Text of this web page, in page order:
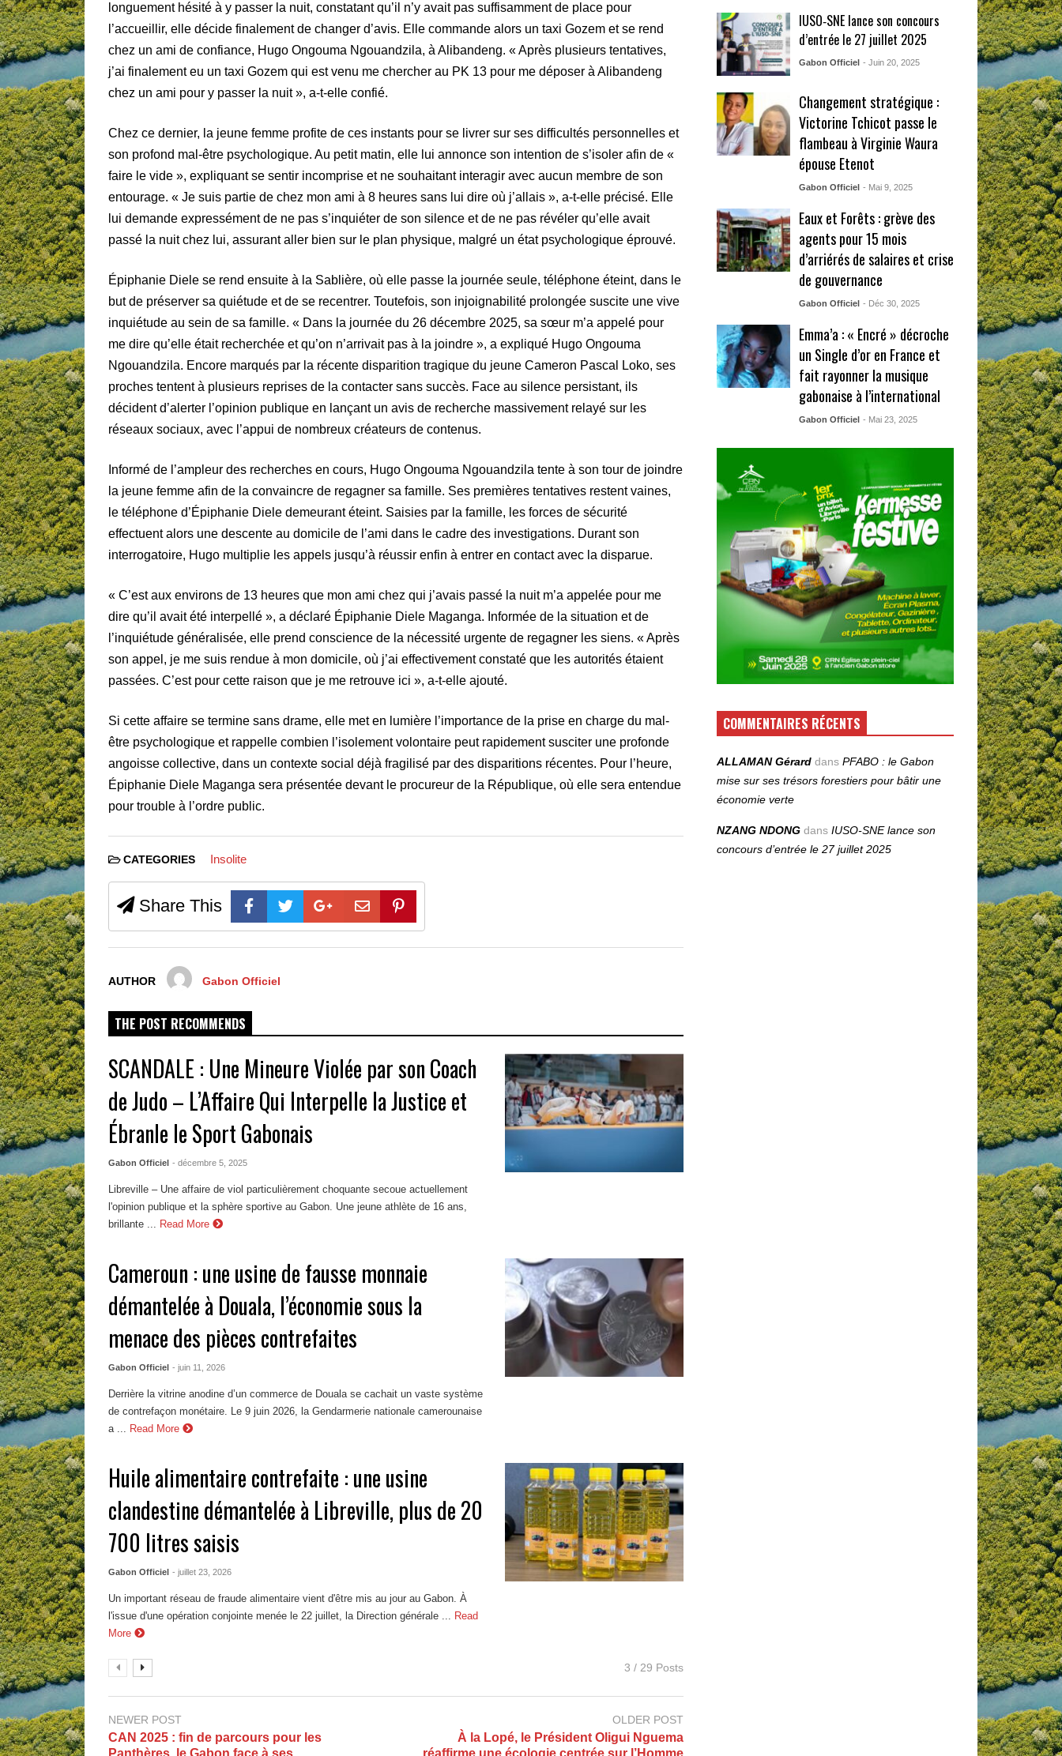
longuement hésité à y passer la nuit, constatant qu’il n’y avait pas suffisamment de place pour
l’accueillir, elle décide finalement de changer d’avis. Elle commande alors un taxi Gozem et se rend
chez un ami de confiance, Hugo Ongouma Ngouandzila, à Alibandeng. « Après plusieurs tentatives,
j’ai finalement eu un taxi Gozem qui est venu me chercher au PK 13 pour me déposer à Alibandeng
chez un ami pour y passer la nuit », a-t-elle confié.
Chez ce dernier, la jeune femme profite de ces instants pour se livrer sur ses difficultés personnelles et
son profond mal-être psychologique. Au petit matin, elle lui annonce son intention de s’isoler afin de «
faire le vide », expliquant se sentir incomprise et ne souhaitant interagir avec aucun membre de son
entourage. « Je suis partie de chez mon ami à 8 heures sans lui dire où j’allais », a-t-elle précisé. Elle
lui demande expressément de ne pas s’inquiéter de son silence et de ne pas révéler qu’elle avait
passé la nuit chez lui, assurant aller bien sur le plan physique, malgré un état psychologique éprouvé.
Épiphanie Diele se rend ensuite à la Sablière, où elle passe la journée seule, téléphone éteint, dans le
but de préserver sa quiétude et de se recentrer. Toutefois, son injoignabilité prolongée suscite une vive
inquiétude au sein de sa famille. « Dans la journée du 26 décembre 2025, sa sœur m’a appelé pour
me dire qu’elle était recherchée et qu’on n’arrivait pas à la joindre », a expliqué Hugo Ongouma
Ngouandzila. Encore marqués par la récente disparition tragique du jeune Cameron Pascal Loko, ses
proches tentent à plusieurs reprises de la contacter sans succès. Face au silence persistant, ils
décident d’alerter l’opinion publique en lançant un avis de recherche massivement relayé sur les
réseaux sociaux, avec l’appui de nombreux créateurs de contenus.
Informé de l’ampleur des recherches en cours, Hugo Ongouma Ngouandzila tente à son tour de joindre
la jeune femme afin de la convaincre de regagner sa famille. Ses premières tentatives restent vaines,
le téléphone d’Épiphanie Diele demeurant éteint. Saisies par la famille, les forces de sécurité
effectuent alors une descente au domicile de l’ami dans le cadre des investigations. Durant son
interrogatoire, Hugo multiplie les appels jusqu’à réussir enfin à entrer en contact avec la disparue.
« C’est aux environs de 13 heures que mon ami chez qui j’avais passé la nuit m’a appelée pour me
dire qu’il avait été interpellé », a déclaré Épiphanie Diele Maganga. Informée de la situation et de
l’inquiétude généralisée, elle prend conscience de la nécessité urgente de regagner les siens. « Après
son appel, je me suis rendue à mon domicile, où j’ai effectivement constaté que les autorités étaient
passées. C’est pour cette raison que je me retrouve ici », a-t-elle ajouté.
Si cette affaire se termine sans drame, elle met en lumière l’importance de la prise en charge du mal-
être psychologique et rappelle combien l’isolement volontaire peut rapidement susciter une profonde
angoisse collective, dans un contexte social déjà fragilisé par des disparitions récentes. Pour l’heure,
Épiphanie Diele Maganga sera présentée devant le procureur de la République, où elle sera entendue
pour trouble à l’ordre public.
CATEGORIES Insolite
Share This
AUTHOR Gabon Officiel
THE POST RECOMMENDS
SCANDALE : Une Mineure Violée par son Coach
de Judo – L’Affaire Qui Interpelle la Justice et
Ébranle le Sport Gabonais
Gabon Officiel - décembre 5, 2025
Libreville – Une affaire de viol particulièrement choquante secoue actuellement
l'opinion publique et la sphère sportive au Gabon. Une jeune athlète de 16 ans,
brillante ... Read More
Cameroun : une usine de fausse monnaie
démantelée à Douala, l’économie sous la
menace des pièces contrefaites
Gabon Officiel - juin 11, 2026
Derrière la vitrine anodine d’un commerce de Douala se cachait un vaste système
de contrefaçon monétaire. Le 9 juin 2026, la Gendarmerie nationale camerounaise
a ... Read More
Huile alimentaire contrefaite : une usine
clandestine démantelée à Libreville, plus de 20
700 litres saisis
Gabon Officiel - juillet 23, 2026
Un important réseau de fraude alimentaire vient d'être mis au jour au Gabon. À
l'issue d'une opération conjointe menée le 22 juillet, la Direction générale ...
Read
More
3 / 29 Posts
NEWER POST
CAN 2025 : fin de parcours pour les
Panthères, le Gabon face à ses
OLDER POST
À la Lopé, le Président Oligui Nguema
réaffirme une écologie centrée sur l’Homme
IUSO‑SNE lance son concours
d’entrée le 27 juillet 2025
Gabon Officiel - Juin 20, 2025
Changement stratégique :
Victorine Tchicot passe le
flambeau à Virginie Waura
épouse Etenot
Gabon Officiel - Mai 9, 2025
Eaux et Forêts : grève des
agents pour 15 mois
d’arriérés de salaires et crise
de gouvernance
Gabon Officiel - Déc 30, 2025
Emma’a : « Encré » décroche
un Single d’or en France et
fait rayonner la musique
gabonaise à l’international
Gabon Officiel - Mai 23, 2025
COMMENTAIRES RÉCENTS
ALLAMAN Gérard dansPFABO : le Gabon
mise sur ses trésors forestiers pour bâtir une
économie verte
NZANG NDONG dansIUSO‑SNE lance son
concours d’entrée le 27 juillet 2025